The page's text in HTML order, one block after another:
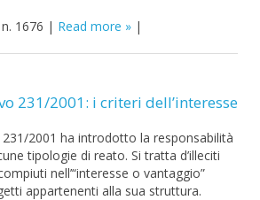
1676 | Read more |
231/2001: i criteri dell’interesse
2001 ha introdotto la responsabilità
tipologie di reato. Si tratta d’illeciti
nell’“interesse o vantaggio”
appartenenti alla sua struttura.